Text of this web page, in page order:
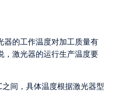
器的工作温度对加工质量有
，激光器的运行生产温度要
间，具体温度根据激光器型